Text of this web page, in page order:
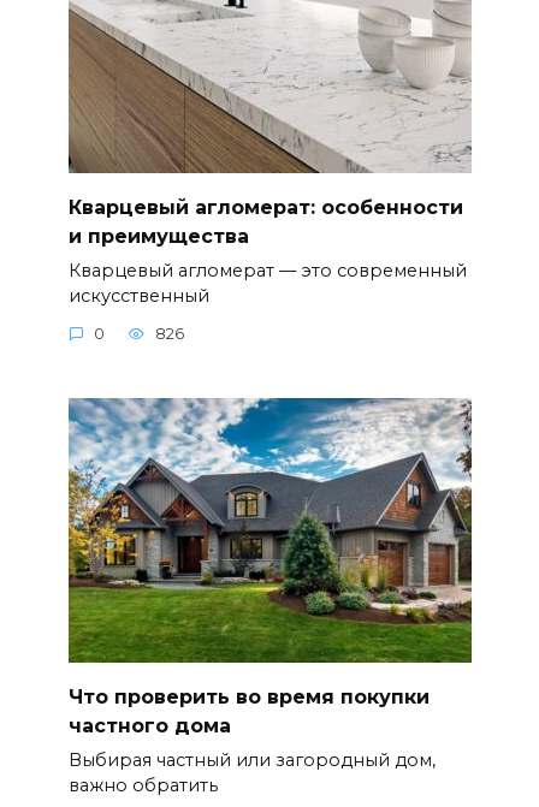
Кварцевый агломерат: особенности
и преимущества
Кварцевый агломерат — это современный
искусственный
0 826
Что проверить во время покупки
частного дома
Выбирая частный или загородный дом,
важно обратить